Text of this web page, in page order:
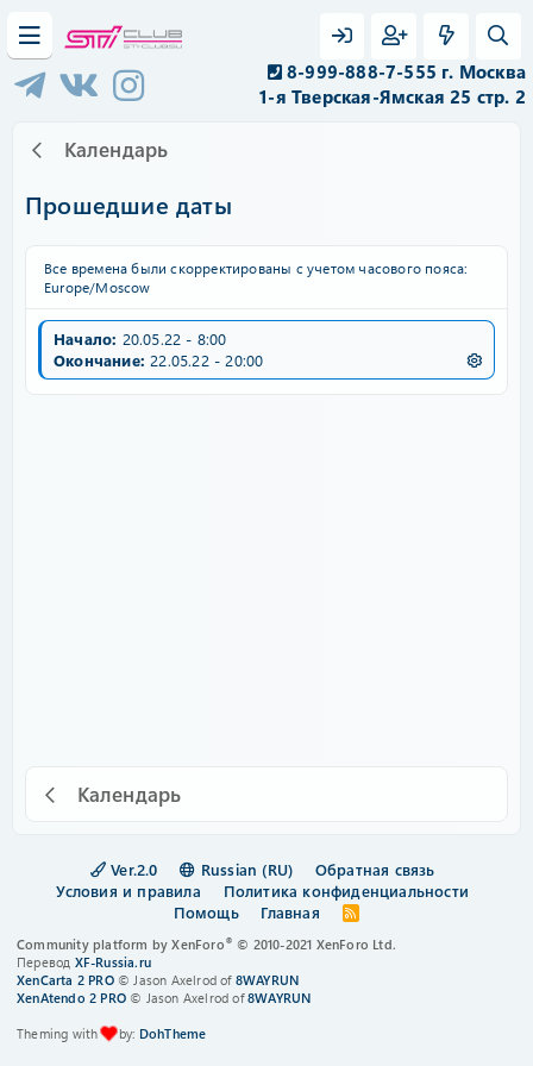
8-999-888-7-555 г. Москва
1-я Тверская-Ямская 25 стр. 2
Календарь
Прошедшие даты
Все времена были скорректированы с учетом часового пояса:
Europe/Moscow
Начало: 20.05.22 - 8:00
Окончание: 22.05.22 - 20:00
Календарь
Ver.2.0 Russian (RU)
Обратная связь
Условия и правила
Политика конфиденциальности
Помощь
Главная
R
S
Community platform by XenForo® © 2010-2021 XenForo Ltd.
Перевод XF-Russia.ru
XenCarta 2 PRO© Jason Axelrod of 8WAYRUN
XenAtendo 2 PRO © Jason Axelrod of8WAYRUN
Theming with
by: DohTheme